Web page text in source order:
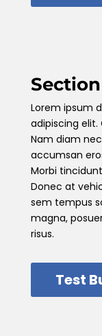
Lorem ipsum
adipiscing
Nam diam
accumsan
Morbi
Donec at
sem tempus
magna,
risus.
Test